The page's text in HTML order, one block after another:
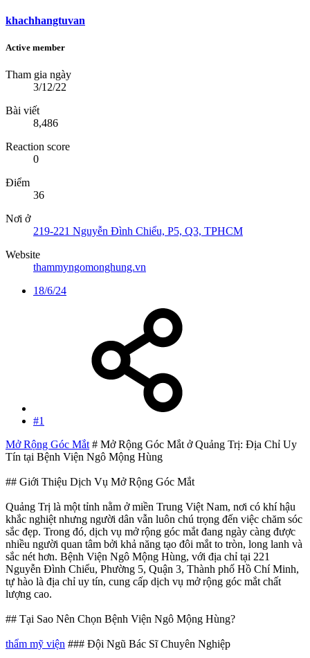
khachhangtuvan
Active member
Tham gia ngày
3/12/22
Bài viết
8,486
Reaction score
0
Điểm
36
Nơi ở
219-221 Nguyễn Đình Chiểu, P5, Q3, TPHCM
Website
thammyngomonghung.vn
18/6/24
#1
Mở Rộng Góc Mắt # Mở Rộng Góc Mắt ở Quảng Trị: Địa Chỉ Uy
Tín tại Bệnh Viện Ngô Mộng Hùng
## Giới Thiệu Dịch Vụ Mở Rộng Góc Mắt
Quảng Trị là một tỉnh nằm ở miền Trung Việt Nam, nơi có khí hậu
khắc nghiệt nhưng người dân vẫn luôn chú trọng đến việc chăm sóc
sắc đẹp. Trong đó, dịch vụ mở rộng góc mắt đang ngày càng được
nhiều người quan tâm bởi khả năng tạo đôi mắt to tròn, long lanh và
sắc nét hơn. Bệnh Viện Ngô Mộng Hùng, với địa chỉ tại 221
Nguyễn Đình Chiểu, Phường 5, Quận 3, Thành phố Hồ Chí Minh,
tự hào là địa chỉ uy tín, cung cấp dịch vụ mở rộng góc mắt chất
lượng cao.
## Tại Sao Nên Chọn Bệnh Viện Ngô Mộng Hùng?
thẩm mỹ viện ### Đội Ngũ Bác Sĩ Chuyên Nghiệp